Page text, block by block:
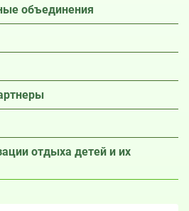
объединения
отдыха детей и их